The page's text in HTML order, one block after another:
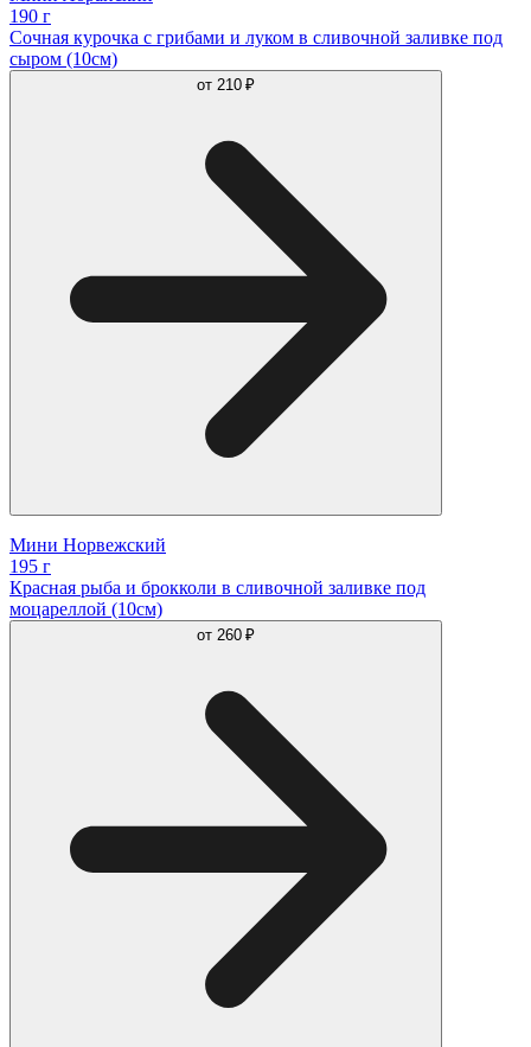
190 г
Сочная курочка с грибами и луком в сливочной заливке под
сыром (10см)
от 210 ₽
Мини Норвежский
195 г
Красная рыба и брокколи в сливочной заливке под
моцареллой (10см)
от 260 ₽